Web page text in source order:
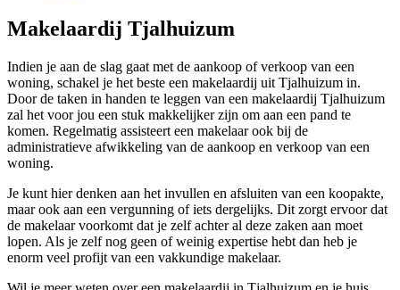
Makelaardij Tjalhuizum
Indien je aan de slag gaat met de aankoop of verkoop van een
woning, schakel je het beste een makelaardij uit Tjalhuizum in.
Door de taken in handen te leggen van een makelaardij Tjalhuizum
zal het voor jou een stuk makkelijker zijn om aan een pand te
komen. Regelmatig assisteert een makelaar ook bij de
administratieve afwikkeling van de aankoop en verkoop van een
woning.
Je kunt hier denken aan het invullen en afsluiten van een koopakte,
maar ook aan een vergunning of iets dergelijks. Dit zorgt ervoor dat
de makelaar voorkomt dat je zelf achter al deze zaken aan moet
lopen. Als je zelf nog geen of weinig expertise hebt dan heb je
enorm veel profijt van een vakkundige makelaar.